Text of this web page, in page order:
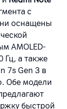
с
оснащены
AMOLED-
Гц, а также
7s Gen 3 в
Обе модели
быстрой